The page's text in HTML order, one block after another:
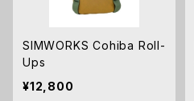
SIMWORKS Cohiba Roll-
Ups
¥12,800